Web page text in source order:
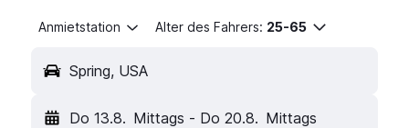
Anmietstation Alter des Fahrers: 25-65
Spring, USA
Do 13.8. Mittags - Do 20.8. Mittags